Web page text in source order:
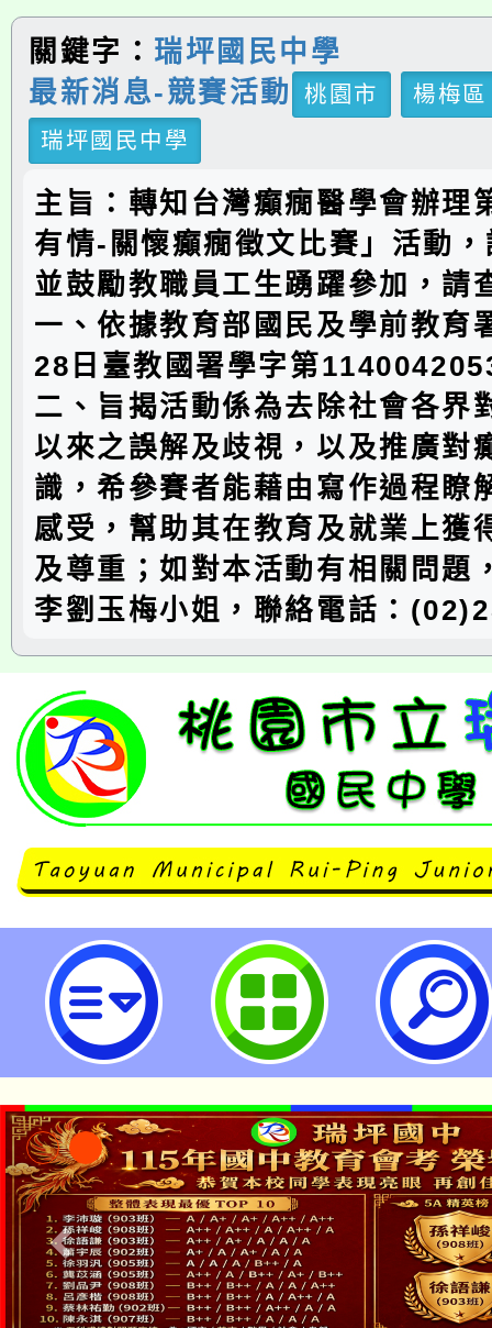
關鍵字： 瑞坪國民中學
最新消息-競賽活動
桃園市
楊梅區
瑞坪國民中學
主旨：轉知台灣癲癇醫學會辦理
有情-關懷癲癇徵文比賽」活動
並鼓勵教職員工生踴躍參加，請
一、依據教育部國民及學前教育
28日臺教國署學字第
二、旨揭活動係為去除社會各界
以來之誤解及歧視，以及推廣對
識，希參賽者能藉由寫作過程瞭
感受，幫助其在教育及就業上獲
及尊重；如對本活動有相關問題
李劉玉梅小姐，聯絡電話：
第23屆「人間有情-關懷癲癇徵文
市立瑞坪國民中學
「本色祭」8/29、30在